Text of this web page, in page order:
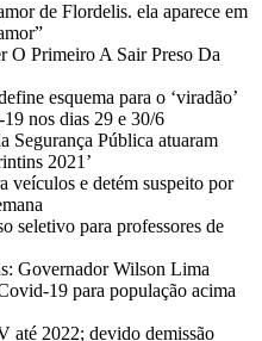
de Flordelis. ela aparece em
O Primeiro A Sair Preso Da
esquema para o ‘viradão’
nos dias 29 e 30/6
Segurança Pública atuaram
2021’
veículos e detém suspeito por
seletivo para professores de
Governador Wilson Lima
19 para população acima
até 2022; devido demissão